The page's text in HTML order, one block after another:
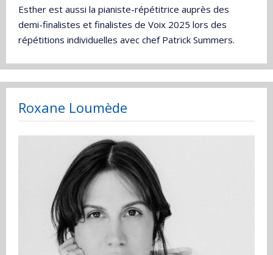
Esther est aussi la pianiste-répétitrice auprès des
demi-finalistes et finalistes de Voix 2025 lors des
répétitions individuelles avec chef Patrick Summers.
Roxane Loumède